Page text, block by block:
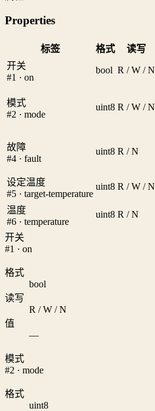
Properties
标签 格式 读写
开关
#1 · on
bool R / W / N
模式
#2 · mode
uint8 R / W / N
故障
#4 · fault
uint8 R / N
设定温度
#5 · target-temperature
uint8 R / W / N
温度
#6 · temperature
uint8 R / N
开关
#1 · on
格式
bool
读写
R / W / N
值
—
模式
#2 · mode
格式
uint8